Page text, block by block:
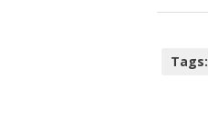
Tags: